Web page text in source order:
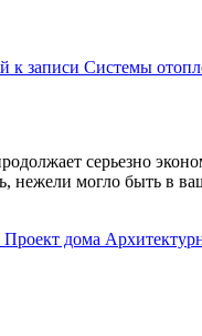
к записи Системы
серьезно
могло быть в
Проект дома